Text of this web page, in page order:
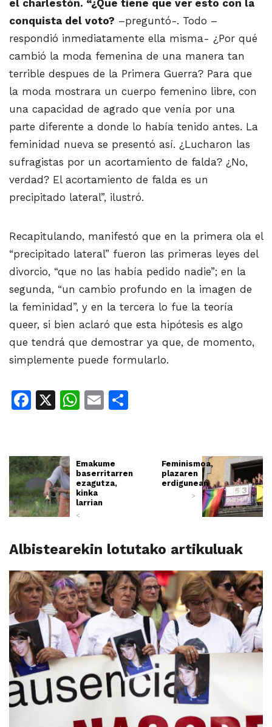
el charlestón. “¿Que tiene que ver esto con la
conquista del voto? –preguntó-. Todo –
respondió inmediatamente ella misma- ¿Por qué
cambió la moda femenina de una manera tan
terrible despues de la Primera Guerra? Para que
la moda mostrara un cuerpo femenino libre, con
una capacidad de agrado que venía por una
parte diferente a donde lo había tenido antes. La
feminidad nueva se presentó así. ¿Lucharon las
sufragistas por un acortamiento de falda? ¿No,
verdad? El acortamiento de falda es un
precipitado lateral”, ilustró.
Recapitulando, manifestó que en la primera ola el
“precipitado lateral” fueron las primeras leyes del
divorcio, “que no las había pedido nadie”; en la
segunda, “un cambio profundo en la imagen de
la feminidad”, y en la tercera lo fue la teoría
queer, si bien aclaró que esta hipótesis es algo
que tendrá que demostrar ya que, de momento,
simplemente puede formularlo.
Facebook
X WhatsApp
Email
Emakume
baserritarren
ezagutza,
kinka
larrian
<
Feminismoa,
plazaren
erdigunean
>
Albistearekin lotutako artikuluak